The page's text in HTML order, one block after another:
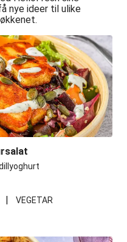
nye ideer til ulike
|
VEGETAR